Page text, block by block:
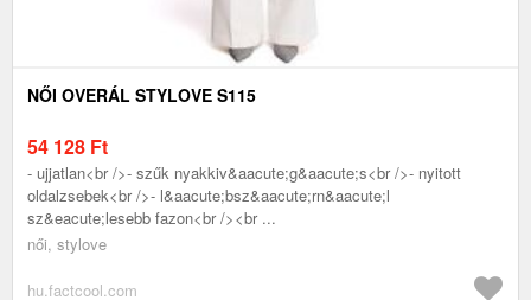
NŐI OVERÁL STYLOVE S115
54 128 Ft
- ujjatlan<br />- szűk nyakkiv&aacute;g&aacute;s<br />- nyitott
oldalzsebek<br />- l&aacute;bsz&aacute;rn&aacute;l
sz&eacute;lesebb fazon<br /><br ...
női, stylove
hu.factcool.com